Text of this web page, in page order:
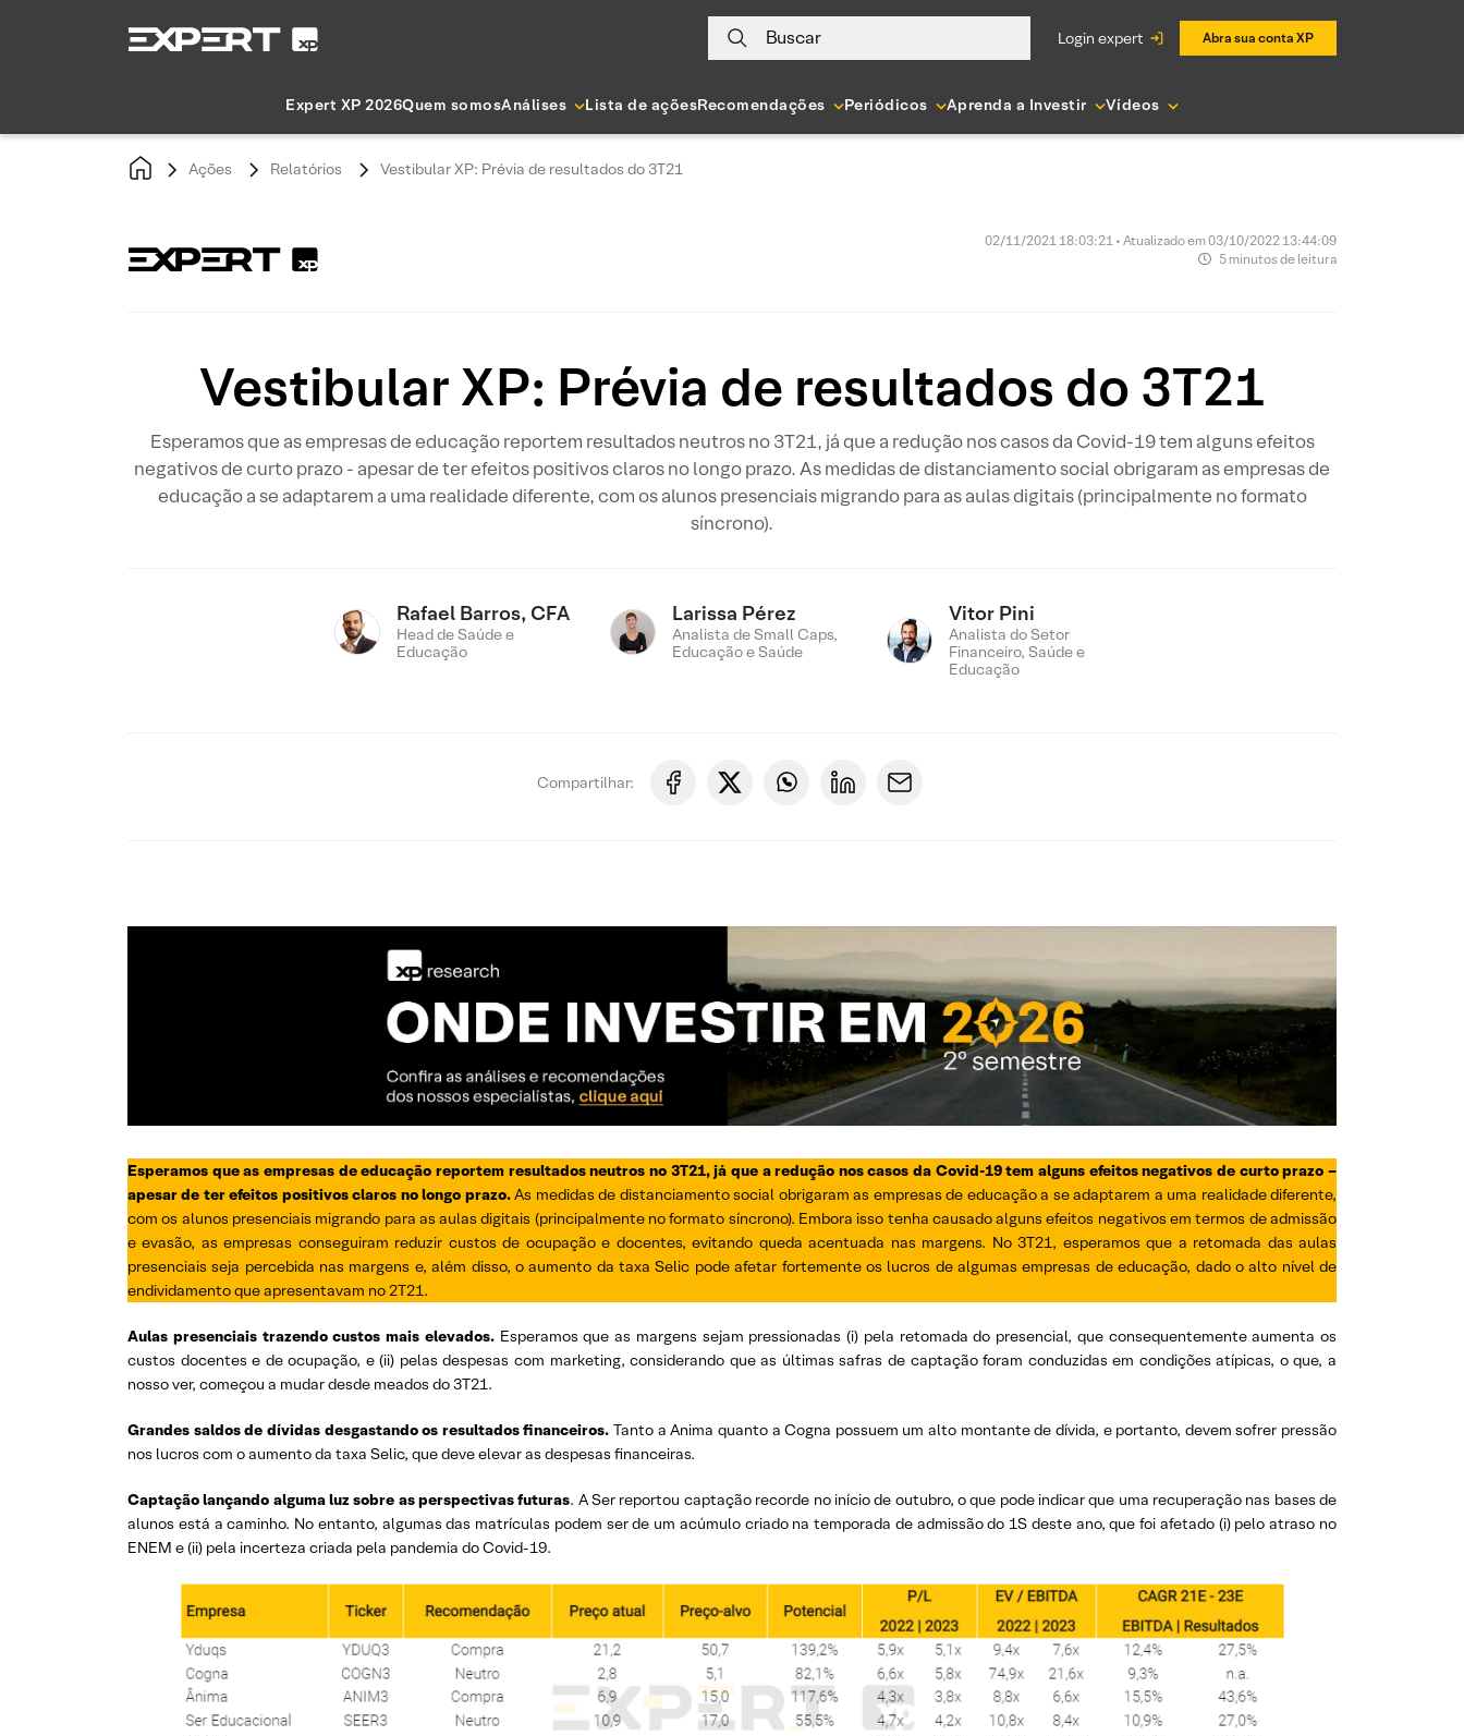
Buscar login expert Abra sua conta XP
Expert XP 2026Quem somosAnálises Lista de açõesRecomendações Periódicos Aprenda a Investir Vídeos
Ações Relatórios Vestibular XP: Prévia de resultados do 3T21
02/11/2021 18:03:21 • Atualizado em 03/10/2022 13:44:09
5 minutos de leitura
Vestibular XP: Prévia de resultados do 3T21
Esperamos que as empresas de educação reportem resultados neutros no 3T21, já que a redução nos casos da Covid-19 tem alguns efeitos
negativos de curto prazo - apesar de ter efeitos positivos claros no longo prazo. As medidas de distanciamento social obrigaram as empresas de
educação a se adaptarem a uma realidade diferente, com os alunos presenciais migrando para as aulas digitais (principalmente no formato
síncrono).
Rafael Barros, CFA
Head de Saúde e
Educação
Larissa Pérez
Analista de Small Caps,
Educação e Saúde
Vitor Pini
Analista do Setor
Financeiro, Saúde e
Educação
Compartilhar:
Esperamos que as empresas de educação reportem resultados neutros no 3T21, já que a redução nos casos da Covid-19 tem alguns efeitos negativos de curto prazo –
apesar de ter efeitos positivos claros no longo prazo.As medidas de distanciamento social obrigaram as empresas de educação a se adaptarem a uma realidade diferente,
com os alunos presenciais migrando para as aulas digitais (principalmente no formato síncrono). Embora isso tenha causado alguns efeitos negativos em termos de admissão
e evasão, as empresas conseguiram reduzir custos de ocupação e docentes, evitando queda acentuada nas margens. No 3T21, esperamos que a retomada das aulas
presenciais seja percebida nas margens e, além disso, o aumento da taxa Selic pode afetar fortemente os lucros de algumas empresas de educação, dado o alto nível de
endividamento que apresentavam no 2T21.
Aulas presenciais trazendo custos mais elevados.Esperamos que as margens sejam pressionadas (i) pela retomada do presencial, que consequentemente aumenta os
custos docentes e de ocupação, e (ii) pelas despesas com marketing, considerando que as últimas safras de captação foram conduzidas em condições atípicas, o que, a
nosso ver, começou a mudar desde meados do 3T21.
Grandes saldos de dívidas desgastando os resultados financeiros. Tanto a Anima quanto a Cogna possuem um alto montante de dívida, e portanto, devem sofrer pressão
nos lucros com o aumento da taxa Selic, que deve elevar as despesas financeiras.
Captação lançando alguma luz sobre as perspectivas futuras. A Ser reportou captação recorde no início de outubro, o que pode indicar que uma recuperação nas bases de
alunos está a caminho. No entanto, algumas das matrículas podem ser de um acúmulo criado na temporada de admissão do 1S deste ano, que foi afetado (i) pelo atraso no
ENEM e (ii) pela incerteza criada pela pandemia do Covid-19.